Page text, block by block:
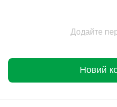
Додайте
Новий